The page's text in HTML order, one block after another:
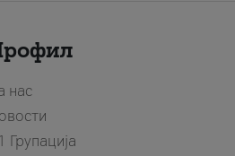
нас
Групација